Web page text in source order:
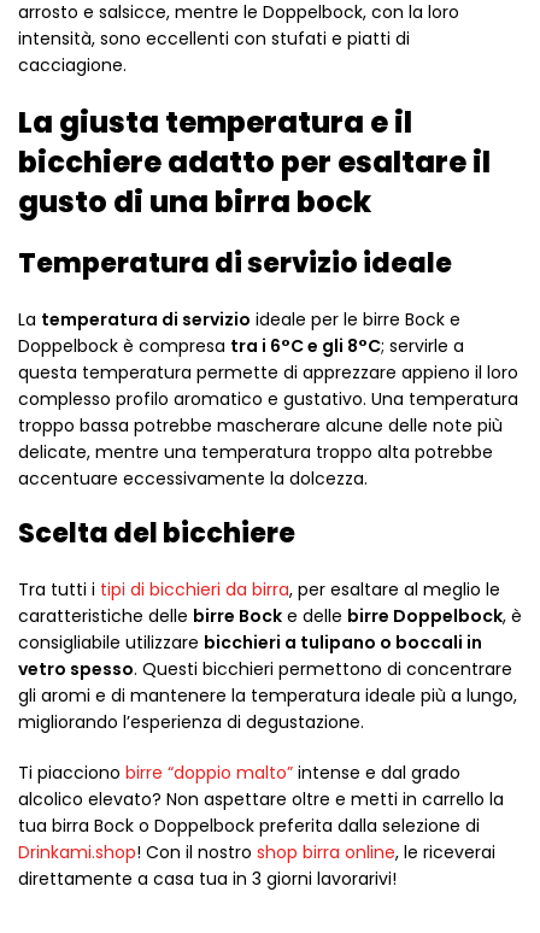
arrosto e salsicce, mentre le Doppelbock, con la loro
intensità, sono eccellenti con stufati e piatti di
cacciagione.
La giusta temperatura e il
bicchiere adatto per esaltare il
gusto di una birra bock
Temperatura di servizio ideale
La temperatura di servizio ideale per le birre Bock e
Doppelbock è compresa tra i 6°C e gli 8°C; servirle a
questa temperatura permette di apprezzare appieno il loro
complesso profilo aromatico e gustativo. Una temperatura
troppo bassa potrebbe mascherare alcune delle note più
delicate, mentre una temperatura troppo alta potrebbe
accentuare eccessivamente la dolcezza.
Scelta del bicchiere
Tra tutti i tipi di bicchieri da birra, per esaltare al meglio le
caratteristiche delle birre Bock e delle birre Doppelbock, è
consigliabile utilizzare bicchieri a tulipano o boccali in
vetro spesso. Questi bicchieri permettono di concentrare
gli aromi e di mantenere la temperatura ideale più a lungo,
migliorando l’esperienza di degustazione.
Ti piacciono birre “doppio malto” intense e dal grado
alcolico elevato? Non aspettare oltre e metti in carrello la
tua birra Bock o Doppelbock preferita dalla selezione di
Drinkami.shop! Con il nostro shop birra online, le riceverai
direttamente a casa tua in 3 giorni lavorarivi!